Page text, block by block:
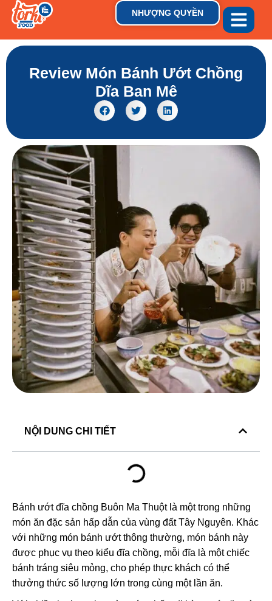
NHƯỢNG QUYỀN
Review Món Bánh Ướt Chồng
Dĩa Ban Mê
NỘI DUNG CHI TIẾT
Bánh ướt đĩa chồng Buôn Ma Thuột là một trong những
món ăn đặc sản hấp dẫn của vùng đất Tây Nguyên. Khác
với những món bánh ướt thông thường, món bánh này
được phục vụ theo kiểu đĩa chồng, mỗi đĩa là một chiếc
bánh tráng siêu mỏng, cho phép thực khách có thể
thưởng thức số lượng lớn trong cùng một lần ăn.